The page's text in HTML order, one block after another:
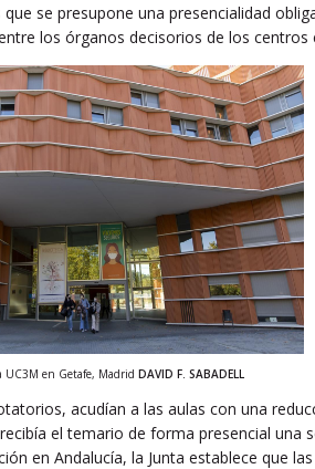
se presupone una presencialidad
los órganos decisorios de los centros
UC3M en Getafe, Madrid DAVID F. SABADELL
acudían a las aulas con una
el temario de forma presencial una
en Andalucía, la Junta establece que